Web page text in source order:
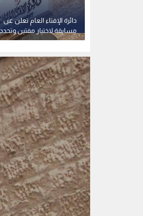
دائرة الإفتاء العام تعلن عن
مسابقة لاختيار مفتين وتحدد
شروط التقدم